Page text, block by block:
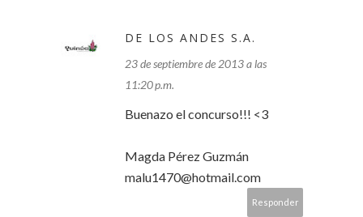
DE LOS ANDES S.A.
23 de septiembre de 2013 a las
11:20 p.m.
Buenazo el concurso!!! <3
Magda Pérez Guzmán
malu1470@hotmail.com
Responder